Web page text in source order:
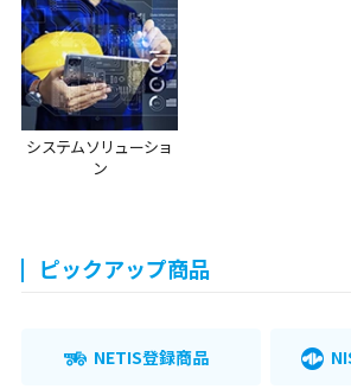
システムソリューショ
ン
ピックアップ商品
NETIS登録商品